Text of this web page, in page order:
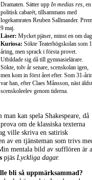
Dramaten. Sätter upp In medias res, en
politisk cabarét, tillsammans med
logekamraten Reuben Sallmander.
9 maj.
Läser: Mycket pjäser, minst en om
Kuriosa: Sökte Teaterhögskolan som
åring, men sprack i första provet.
Utbildade sig då till gymnasielärare.
Sökte, tolv år senare, scenskolan igen,
men kom in först året efter. Som 31-
var han, efter Claes Månsson, näst
scenskoleelev genom tiderna.
kan spela Shakespeare, då
om de klassiska texterna
ville skriva en satirisk
av en tjänsteman som trivs
mentala bild av sufflören är
pjäs Lyckliga dagar.
bli så uppmärksammad?